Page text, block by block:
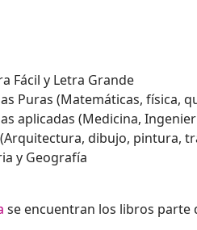
Fácil y Letra Grande
Puras (Matemáticas, física,
aplicadas (Medicina,
dibujo, pintura,
y Geografía
se encuentran los libros parte